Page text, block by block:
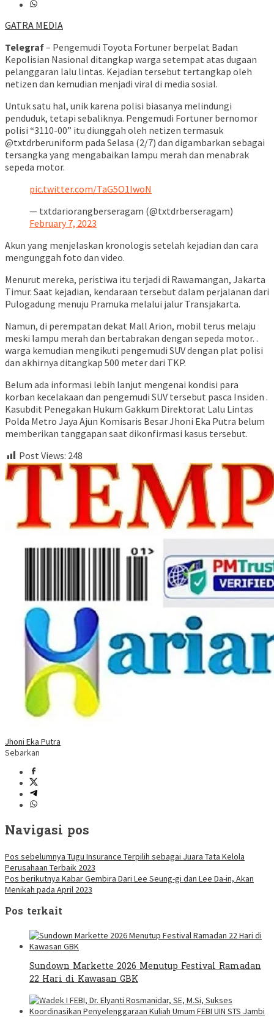
GATRA MEDIA
Telegraf– Pengemudi Toyota Fortuner berpelat Badan
Kepolisian Nasional ditangkap warga setempat atas dugaan
pelanggaran lalu lintas. Kejadian tersebut tertangkap oleh
netizen dan kemudian menjadi viral di media sosial.
Untuk satu hal, unik karena polisi biasanya melindungi
penduduk, tetapi sebaliknya. Pengemudi Fortuner bernomor
polisi “3110-00” itu diunggah oleh netizen termasuk
@txtdrberuniform pada Selasa (2/7) dan digambarkan sebagai
tersangka yang mengabaikan lampu merah dan menabrak
sepeda motor.
pic.twitter.com/TaG5O1IwoN
— txtdariorangberseragam (@txtdrberseragam)
February 7, 2023
Akun yang menjelaskan kronologis setelah kejadian dan cara
mengunggah foto dan video.
Menurut mereka, peristiwa itu terjadi di Rawamangan, Jakarta
Timur. Saat kejadian, kendaraan tersebut dalam perjalanan dari
Pulogadung menuju Pramuka melalui jalur Transjakarta.
Namun, di perempatan dekat Mall Arion, mobil terus melaju
meski lampu merah dan bertabrakan dengan sepeda motor. .
warga kemudian mengikuti pengemudi SUV dengan plat polisi
dan akhirnya ditangkap 500 meter dari TKP.
Belum ada informasi lebih lanjut mengenai kondisi para
korban kecelakaan dan pengemudi SUV tersebut pasca Insiden .
Kasubdit Penegakan Hukum Gakkum Direktorat Lalu Lintas
Polda Metro Jaya Ajun Komisaris Besar Jhoni Eka Putra belum
memberikan tanggapan saat dikonfirmasi kasus tersebut.
Post Views: 248
Jhoni Eka Putra
Sebarkan
Navigasi pos
Pos sebelumnya Tugu Insurance Terpilih sebagai Juara Tata Kelola
Perusahaan Terbaik 2023
Pos berikutnya Kabar Gembira Dari Lee Seung-gi dan Lee Da-in, Akan
Menikah pada April 2023
Pos terkait
Sundown Markette 2026 Menutup Festival Ramadan
22 Hari di Kawasan GBK